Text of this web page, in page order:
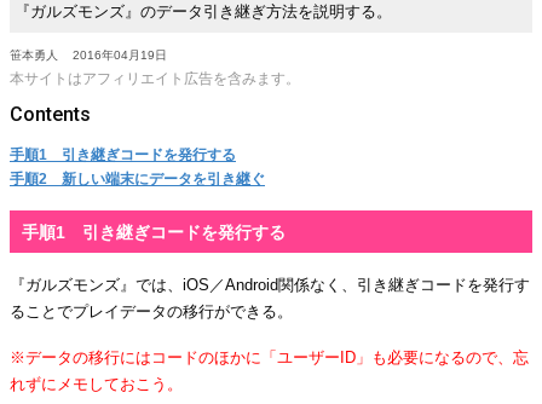
『ガルズモンズ』のデータ引き継ぎ方法を説明する。
笹本勇人 2016年04月19日
本サイトはアフィリエイト広告を含みます。
手順1 引き継ぎコードを発行する
手順2 新しい端末にデータを引き継ぐ
手順1 引き継ぎコードを発行する
『ガルズモンズ』では、iOS／Android関係なく、引き継ぎコードを発行す
ることでプレイデータの移行ができる。
※データの移行にはコードのほかに「ユーザーID」も必要になるので、忘
れずにメモしておこう。